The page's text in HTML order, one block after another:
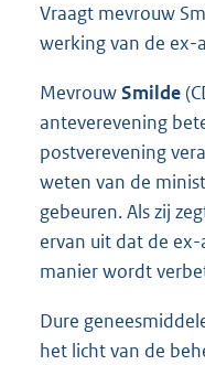
Vraagt mevrouw
werking van de ex-
MevrouwSmilde
anteverevening
postverevening
weten van de
gebeuren. Als zij
ervan uit dat de
manier wordt
Dure
het licht van de